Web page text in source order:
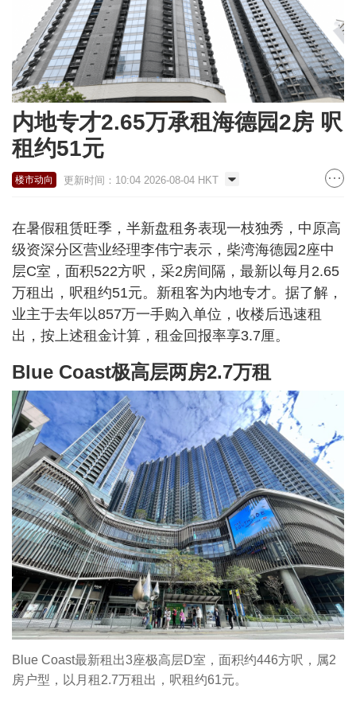
内地专才2.65万承租海德园2房 呎
租约51元
楼市动向 更新时间：10:04 2026-08-04 HKT
在暑假租赁旺季，半新盘租务表现一枝独秀，中原高
级资深分区营业经理李伟宁表示，柴湾海德园2座中
层C室，面积522方呎，采2房间隔，最新以每月2.65
万租出，呎租约51元。新租客为内地专才。据了解，
业主于去年以857万一手购入单位，收楼后迅速租
出，按上述租金计算，租金回报率享3.7厘。
Blue Coast极高层两房2.7万租
Blue Coast最新租出3座极高层D室，面积约446方呎，属2
房户型，以月租2.7万租出，呎租约61元。